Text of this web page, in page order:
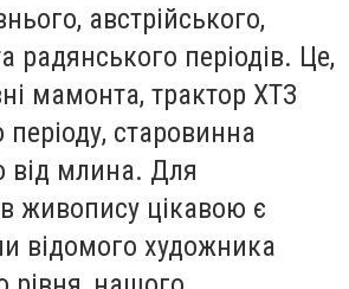
австрійського,
радянського періодів. Це,
мамонта, трактор ХТЗ
періоду, старовинна
від млина. Для
живопису цікавою є
відомого художника